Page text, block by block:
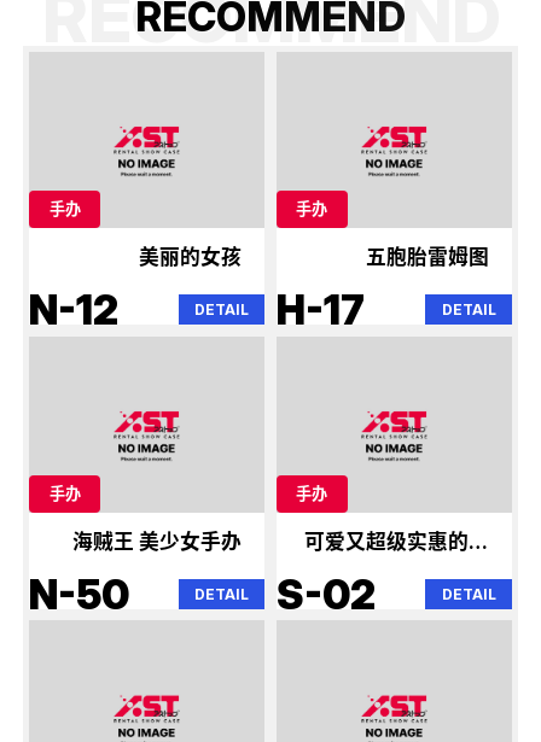
RECOMMEND
手办
美丽的女孩
N-12 DETAIL
手办
五胞胎雷姆图
H-17 DETAIL
手办
海贼王 美少女手办
N-50 DETAIL
手办
可爱又超级实惠的手
办
S-02 DETAIL